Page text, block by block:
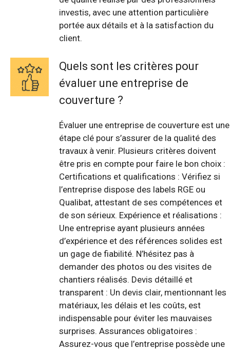
investis, avec une attention particulière
portée aux détails et à la satisfaction du
client.
Quels sont les critères pour
évaluer une entreprise de
couverture ?
Évaluer une entreprise de couverture est une
étape clé pour s’assurer de la qualité des
travaux à venir. Plusieurs critères doivent
être pris en compte pour faire le bon choix :
Certifications et qualifications : Vérifiez si
l’entreprise dispose des labels RGE ou
Qualibat, attestant de ses compétences et
de son sérieux. Expérience et réalisations :
Une entreprise ayant plusieurs années
d’expérience et des références solides est
un gage de fiabilité. N’hésitez pas à
demander des photos ou des visites de
chantiers réalisés. Devis détaillé et
transparent : Un devis clair, mentionnant les
matériaux, les délais et les coûts, est
indispensable pour éviter les mauvaises
surprises. Assurances obligatoires :
Assurez-vous que l’entreprise possède une